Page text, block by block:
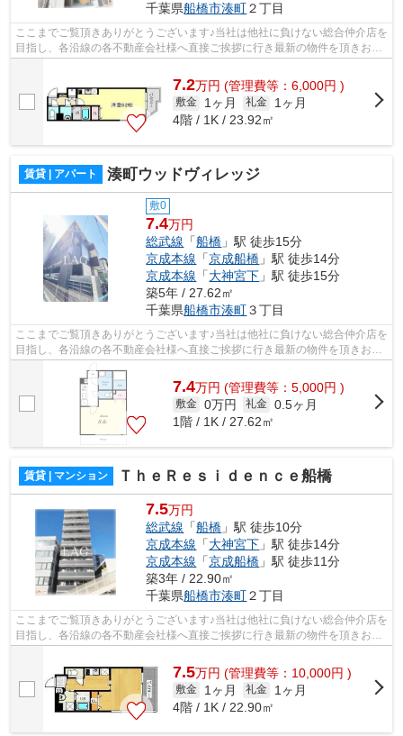
千葉県船橋市湊町２丁目
ここまでご覧頂きありがとうございます♪当社は他社に負けない総合仲介店を
目指し、各沿線の各不動産会社様へ直接ご挨拶に行き最新の物件を頂きお客
7.2万円 (管理費等：6,000円 )
敷金 1ヶ月 礼金
1ヶ月
4階 / 1K / 23.92㎡
賃貸 | アパート 湊町ウッドヴィレッジ
敷0
7.4万円
総武線 「船橋 」駅 徒歩15分
京成本線 「京成船橋 」駅 徒歩14分
京成本線 「大神宮下 」駅 徒歩15分
築5年 / 27.62㎡
千葉県船橋市湊町３丁目
ここまでご覧頂きありがとうございます♪当社は他社に負けない総合仲介店を
目指し、各沿線の各不動産会社様へ直接ご挨拶に行き最新の物件を頂きお客
7.4万円 (管理費等：5,000円 )
敷金 0万円 礼金 0.5ヶ月
1階 / 1K / 27.62㎡
賃貸 | マンション ＴｈｅＲｅｓｉｄｅｎｃｅ船橋
7.5万円
総武線 「船橋 」駅 徒歩10分
京成本線 「大神宮下 」駅 徒歩14分
京成本線 「京成船橋 」駅 徒歩11分
築3年 / 22.90㎡
千葉県船橋市湊町２丁目
ここまでご覧頂きありがとうございます♪当社は他社に負けない総合仲介店を
目指し、各沿線の各不動産会社様へ直接ご挨拶に行き最新の物件を頂きお客
7.5万円 (管理費等：10,000円 )
敷金 1ヶ月 礼金
1ヶ月
4階 / 1K / 22.90㎡